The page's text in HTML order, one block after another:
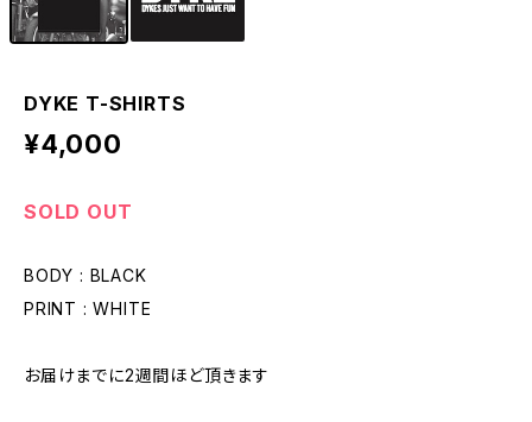
DYKE T-SHIRTS
¥4,000
SOLD OUT
BODY : BLACK
PRINT : WHITE
お届けまでに2週間ほど頂きます